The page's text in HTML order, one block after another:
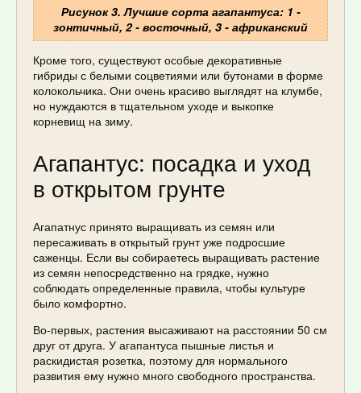
Рисунок 3. Лучшие сорта агапантуса: 1 -
зонтичный, 2 - восточный, 3 - африканский
Кроме того, существуют особые декоративные
гибриды с белыми соцветиями или бутонами в форме
колокольчика. Они очень красиво выглядят на клумбе,
но нуждаются в тщательном уходе и выкопке
корневищ на зиму.
Агапантус: посадка и уход
в открытом грунте
Агапатнус принято выращивать из семян или
пересаживать в открытый грунт уже подросшие
саженцы. Если вы собираетесь выращивать растение
из семян непосредственно на грядке, нужно
соблюдать определенные правила, чтобы культуре
было комфортно.
Во-первых, растения высаживают на расстоянии 50 см
друг от друга. У агапантуса пышные листья и
раскидистая розетка, поэтому для нормального
развития ему нужно много свободного пространства.